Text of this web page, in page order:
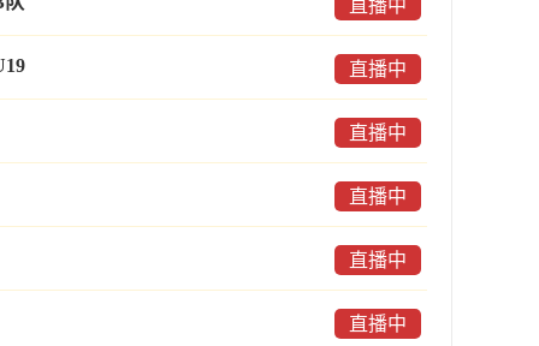
直播中
直播中
直播中
直播中
直播中
直播中